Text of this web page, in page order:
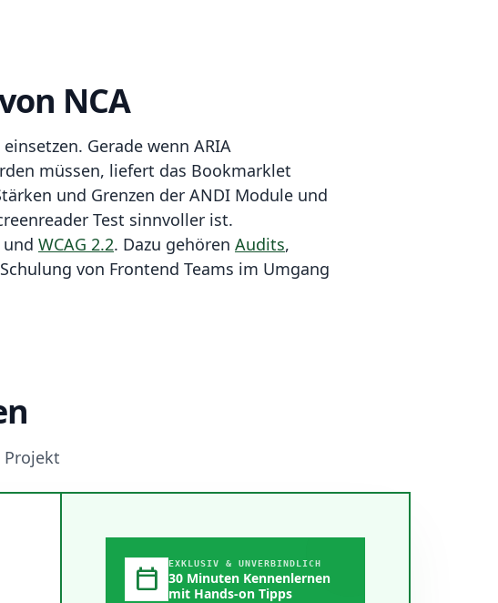
NCA
Gerade wenn ARIA
müssen, liefert das Bookmarklet
und Grenzen der ANDI Module und
Test sinnvoller ist.
und WCAG 2.2. Dazu gehören Audits,
von Frontend Teams im Umgang
Projekt
calendar_today EXKLUSIV & UNVERBINDLICH
30 Minuten Kennenlernen
mit Hands-on Tipps